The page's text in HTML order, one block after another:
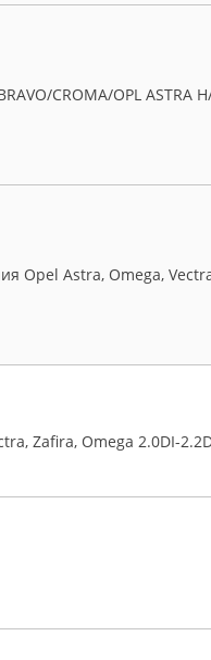
CROMA/OPL ASTRA
Opel Astra, Omega,
Zafira, Omega 2.0DI-